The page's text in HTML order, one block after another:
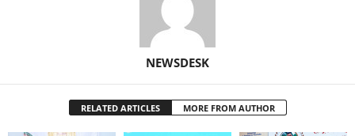
NEWSDESK
RELATED ARTICLES MORE FROM AUTHOR